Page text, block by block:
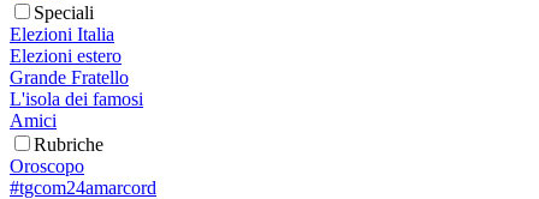
Speciali
Elezioni Italia
Elezioni estero
Grande Fratello
L'isola dei famosi
Amici
Rubriche
Oroscopo
#tgcom24amarcord